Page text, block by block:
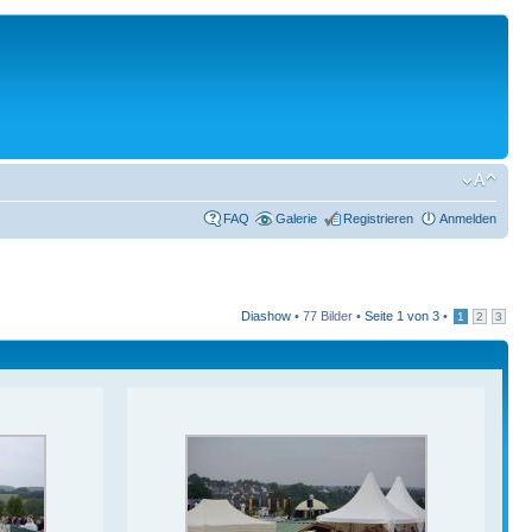
FAQ Galerie Registrieren Anmelden
77 Bilder • Seite 1 von 3 • 1 2 3
Diashow •